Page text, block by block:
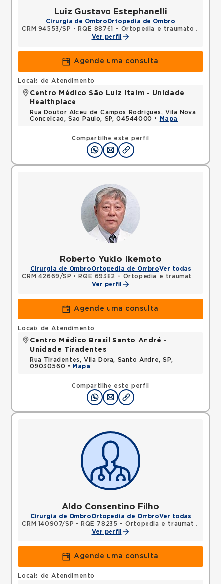
Luiz Gustavo Estephanelli
Cirurgia de OmbroOrtopedia de Ombro
CRM 94553/SP •
RQE 88761 - Ortopedia e traumatologia
Ver perfil
Agende uma consulta
Compartilhe este perfil
Locais de Atendimento
Centro Médico São Luiz Itaim - Unidade
Healthplace
Rua Doutor Alceu de Campos Rodrigues, Vila Nova
Conceicao, Sao Paulo, SP, 04544000 •
Mapa
Roberto Yukio Ikemoto
Cirurgia de OmbroOrtopedia de OmbroVer todas
CRM 42669/SP • RQE 69382 - Ortopedia e traumatologia
Ver perfil
Agende uma consulta
Compartilhe este perfil
Locais de Atendimento
Centro Médico Brasil Santo André -
Unidade Tiradentes
Rua Tiradentes, Vila Dora, Santo Andre, SP,
09030560 •
Mapa
Aldo Consentino Filho
Cirurgia de OmbroOrtopedia de OmbroVer todas
CRM 140907/SP • RQE 78235 - Ortopedia e traumatologia
Ver perfil
Agende uma consulta
Locais de Atendimento